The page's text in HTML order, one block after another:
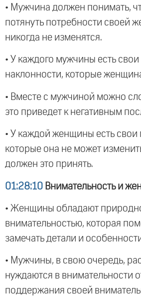
• Мужчина должен понимать,
потянуть потребности своей
никогда не изменятся.
• У каждого мужчины есть
наклонности, которые
• Вместе с мужчиной можно
это приведет к негативным
• У каждой женщины есть свои
которые она не может
должен это принять.
01:28:10 Внимательность и
• Женщины обладают
внимательностью, которая
замечать детали и
• Мужчины, в свою очередь,
нуждаются в внимательности
поддержания своей